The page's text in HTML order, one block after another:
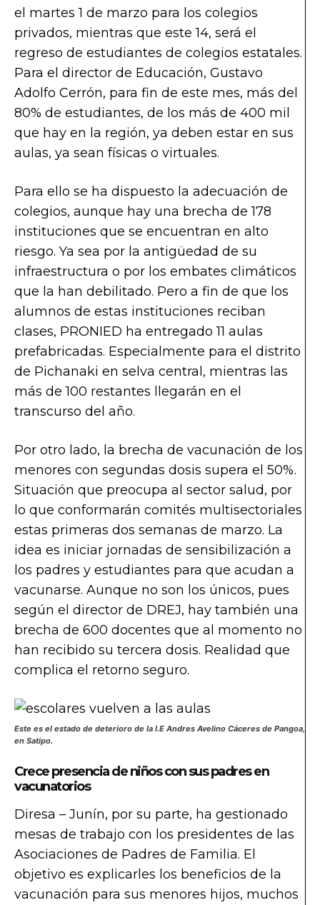
el martes 1 de marzo para los colegios
privados, mientras que este 14, será el
regreso de estudiantes de colegios estatales.
Para el director de Educación, Gustavo
Adolfo Cerrón, para fin de este mes, más del
80% de estudiantes, de los más de 400 mil
que hay en la región, ya deben estar en sus
aulas, ya sean físicas o virtuales.
Para ello se ha dispuesto la adecuación de
colegios, aunque hay una brecha de 178
instituciones que se encuentran en alto
riesgo. Ya sea por la antigüedad de su
infraestructura o por los embates climáticos
que la han debilitado. Pero a fin de que los
alumnos de estas instituciones reciban
clases, PRONIED ha entregado 11 aulas
prefabricadas. Especialmente para el distrito
de Pichanaki en selva central, mientras las
más de 100 restantes llegarán en el
transcurso del año.
Por otro lado, la brecha de vacunación de los
menores con segundas dosis supera el 50%.
Situación que preocupa al sector salud, por
lo que conformarán comités multisectoriales
estas primeras dos semanas de marzo. La
idea es iniciar jornadas de sensibilización a
los padres y estudiantes para que acudan a
vacunarse. Aunque no son los únicos, pues
según el director de DREJ, hay también una
brecha de 600 docentes que al momento no
han recibido su tercera dosis. Realidad que
complica el retorno seguro.
Este es el estado de deterioro de la I.E Andres Avelino Cáceres de Pangoa,
en Satipo.
Crece presencia de niños con sus padres en
vacunatorios
Diresa – Junín, por su parte, ha gestionado
mesas de trabajo con los presidentes de las
Asociaciones de Padres de Familia. El
objetivo es explicarles los beneficios de la
vacunación para sus menores hijos, muchos